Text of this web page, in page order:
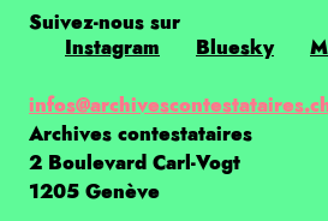
Suivez-nous sur
Instagram
Bluesky
Archives contestataires
2 Boulevard Carl-Vogt
1205 Genève